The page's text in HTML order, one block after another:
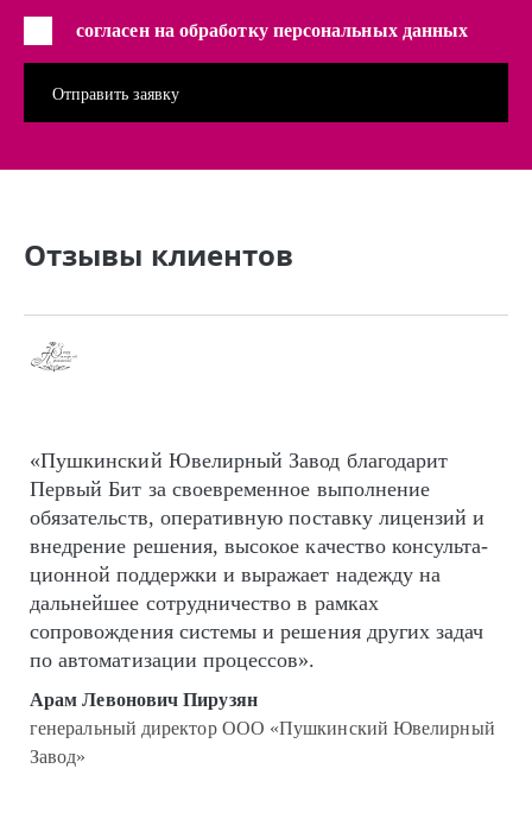
согласен на обработку персональных данных
Отзывы клиентов
«Пушкинский Ювелирный Завод благодарит
Первый Бит за своевременное выполнение
обязательств, оперативную поставку лицензий и
внедрение решения, высокое качество кон­суль­та­
цион­ной поддержки и выражает надежду на
дальнейшее сотрудничество в рамках
сопровождения системы и решения других задач
по автоматизации процессов».
Арам Левонович Пирузян
генеральный директор ООО «Пушкинский Ювелирный
Завод»